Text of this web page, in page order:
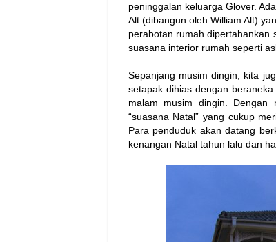
peninggalan keluarga Glover.
Alt (dibangun oleh William Alt)
perabotan rumah dipertahankan
suasana interior rumah seperti
Sepanjang musim dingin, kita
setapak dihias dengan
malam musim dingin. Dengan
“suasana Natal” yang cukup
Para penduduk akan datang
kenangan Natal tahun lalu dan